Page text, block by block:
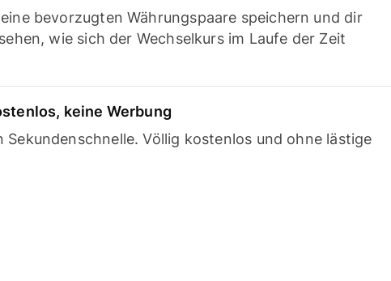
bevorzugten Währungspaare speichern und dir
wie sich der Wechselkurs im Laufe der Zeit
keine Werbung
Sekundenschnelle. Völlig kostenlos und ohne lästige